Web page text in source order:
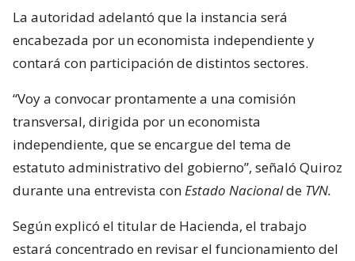
La autoridad adelantó que la instancia será
encabezada por un economista independiente y
contará con participación de distintos sectores.
“Voy a convocar prontamente a una comisión
transversal, dirigida por un economista
independiente, que se encargue del tema de
estatuto administrativo del gobierno”, señaló Quiroz
durante una entrevista conEstado Nacionalde TVN.
Según explicó el titular de Hacienda, el trabajo
estará concentrado en revisar el funcionamiento del